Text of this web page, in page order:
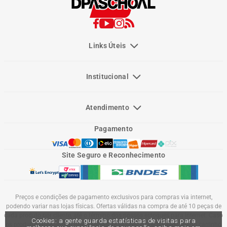
Cookies: a gente guarda estatísticas de visitas para
Links Úteis
Institucional
Atendimento
Pagamento
Site Seguro e Reconhecimento
Preços e condições de pagamento exclusivos para compras via internet,
podendo variar nas lojas físicas. Ofertas válidas na compra de até 10 peças de
cada produto por cliente, até o término dos nossos estoques para internet. Caso
os produtos apresentem divergências de valores, o preço válido é o do carrinho